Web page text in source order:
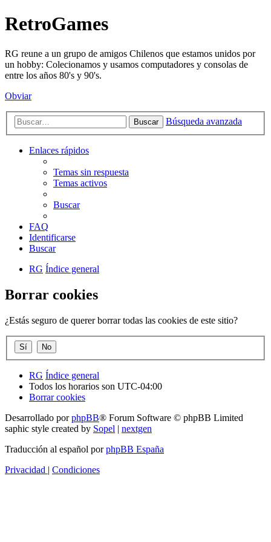
RetroGames
RG reune a un grupo de amigos Chilenos que estamos unidos por
un hobby: Colecionamos y usamos computadores y consolas de
entre los años 80's y 90's.
Obviar
Buscar Búsqueda avanzada
Enlaces rápidos
Temas sin respuesta
Temas activos
Buscar
FAQ
Identificarse
Buscar
RG Índice general
Borrar cookies
¿Estás seguro de querer borrar todas las cookies de este sitio?
RG Índice general
Todos los horarios son UTC-04:00
Borrar cookies
Desarrollado porphpBB® Forum Software © phpBB Limited
saphic style created by Sopel | nextgen
Traducción al español porphpBB España
Privacidad | Condiciones